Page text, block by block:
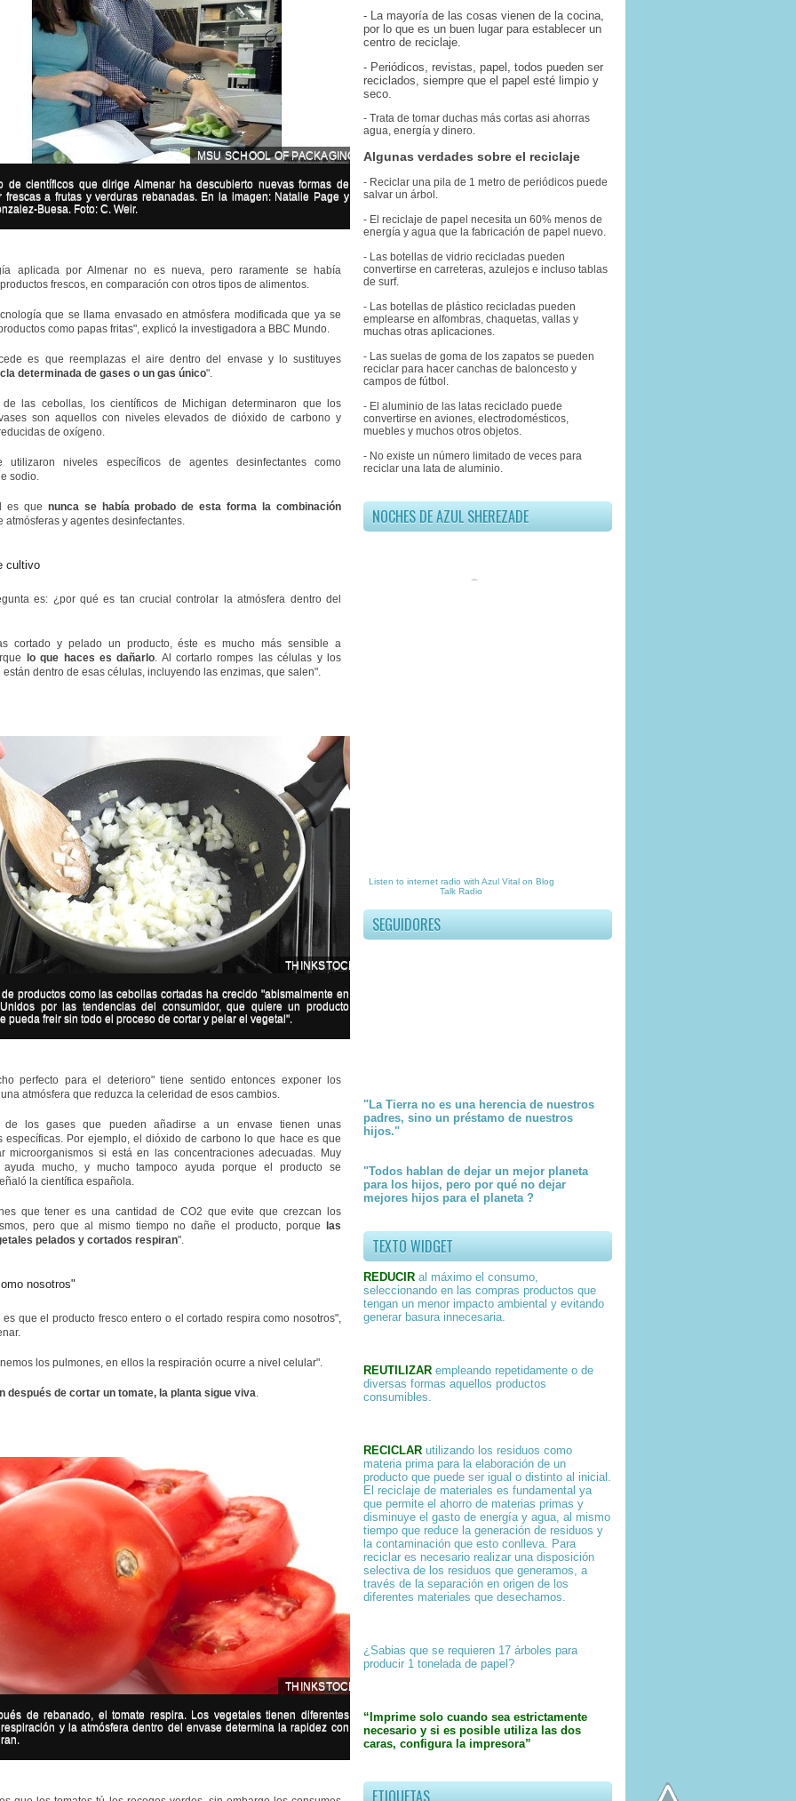
MSU SCHOOL OF PACKAGING
de científicos que dirige Almenar ha descubierto nuevas formas de
frescas a frutas y verduras rebanadas. En la imagen: Natalie Page y
Buesa. Foto: C. Weir.
aplicada por Almenar no es nueva, pero raramente se había
frescos, en comparación con otros tipos de alimentos.
que se llama envasado en atmósfera modificada que ya se
como papas fritas", explicó la investigadora a BBC Mundo.
es que reemplazas el aire dentro del envase y lo sustituyes
determinada de gases o un gas único".
las cebollas, los científicos de Michigan determinaron que los
son aquellos con niveles elevados de dióxido de carbono y
de oxígeno.
utilizaron niveles específicos de agentes desinfectantes como
sodio.
es que nunca se había probado de esta forma la combinación
atmósferas y agentes desinfectantes.
cultivo
es: ¿por qué es tan crucial controlar la atmósfera dentro del
cortado y pelado un producto, éste es mucho más sensible a
lo que haces es dañarlo. Al cortarlo rompes las células y los
están dentro de esas células, incluyendo las enzimas, que salen".
THINKSTOCK
de productos como las cebollas cortadas ha crecido "abismalmente en
Unidos por las tendencias del consumidor, que quiere un producto
pueda freir sin todo el proceso de cortar y pelar el vegetal".
perfecto para el deterioro" tiene sentido entonces exponer los
atmósfera que reduzca la celeridad de esos cambios.
de los gases que pueden añadirse a un envase tienen unas
específicas. Por ejemplo, el dióxido de carbono lo que hace es que
microorganismos si está en las concentraciones adecuadas. Muy
mucho, y mucho tampoco ayuda porque el producto se
la científica española.
que tener es una cantidad de CO2 que evite que crezcan los
pero que al mismo tiempo no dañe el producto, porque
las
pelados y cortados respiran".
nosotros"
que el producto fresco entero o el cortado respira como nosotros",
los pulmones, en ellos la respiración ocurre a nivel celular".
después de cortar un tomate, la planta sigue viva.
THINKSTOCK
de rebanado, el tomate respira. Los vegetales tienen diferentes
y la atmósfera dentro del envase determina la rapidez con
- La mayoría de las cosas vienen de la cocina,
por lo que es un buen lugar para establecer un
centro de reciclaje.
- Periódicos, revistas, papel, todos pueden ser
reciclados, siempre que el papel esté limpio y
seco.
- Trata de tomar duchas más cortas asi ahorras
agua, energía y dinero.
Algunas verdades sobre el reciclaje
- Reciclar una pila de 1 metro de periódicos puede
salvar un árbol.
- El reciclaje de papel necesita un 60% menos de
energía y agua que la fabricación de papel nuevo.
- Las botellas de vidrio recicladas pueden
convertirse en carreteras, azulejos e incluso tablas
de surf.
- Las botellas de plástico recicladas pueden
emplearse en alfombras, chaquetas, vallas y
muchas otras aplicaciones.
- Las suelas de goma de los zapatos se pueden
reciclar para hacer canchas de baloncesto y
campos de fútbol.
- El aluminio de las latas reciclado puede
convertirse en aviones, electrodomésticos,
muebles y muchos otros objetos.
- No existe un número limitado de veces para
reciclar una lata de aluminio.
NOCHES DE AZUL SHEREZADE
Listen to internet radio with Azul Vitalon Blog
Talk Radio
SEGUIDORES
"La Tierra no es una herencia de nuestros
padres, sino un préstamo de nuestros
hijos."
"Todos hablan de dejar un mejor planeta
para los hijos, pero por qué no dejar
mejores hijos para el planeta ?
TEXTO WIDGET
REDUCIR al máximo el consumo,
seleccionando en las compras productos que
tengan un menor impacto ambiental y evitando
generar basura innecesaria.
REUTILIZAR empleando repetidamente o de
diversas formas aquellos productos
consumibles.
RECICLAR utilizando los residuos como
materia prima para la elaboración de un
producto que puede ser igual o distinto al inicial.
El reciclaje de materiales es fundamental ya
que permite el ahorro de materias primas y
disminuye el gasto de energía y agua, al mismo
tiempo que reduce la generación de residuos y
la contaminación que esto conlleva. Para
reciclar es necesario realizar una disposición
selectiva de los residuos que generamos, a
través de la separación en origen de los
diferentes materiales que desechamos.
¿Sabias que se requieren 17 árboles para
producir 1 tonelada de papel?
“Imprime solo cuando sea estrictamente
necesario y si es posible utiliza las dos
caras, configura la impresora”